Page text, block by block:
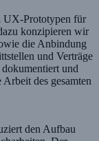
UX-Prototypen für
konzipieren wir
die Anbindung
und Verträge
und
des gesamten
den Aufbau